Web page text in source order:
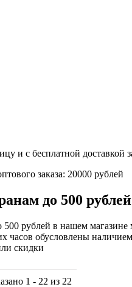
с бесплатной доставкой
заказа: 20000 рублей
до 500 рублей
500 рублей в нашем
часов обусловлены
скидки
1 - 22 из 22